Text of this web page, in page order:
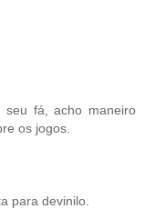
seu fá, acho maneiro
os jogos.
para devinilo.